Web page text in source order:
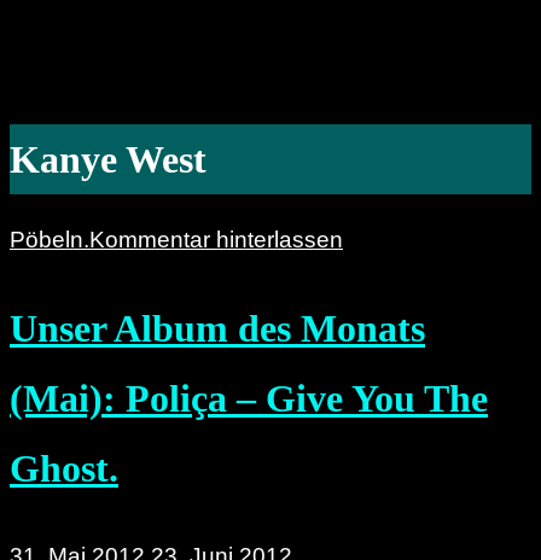
Kanye West
Pöbeln.Kommentar hinterlassen
Unser Album des Monats
(Mai): Poliça – Give You The
Ghost.